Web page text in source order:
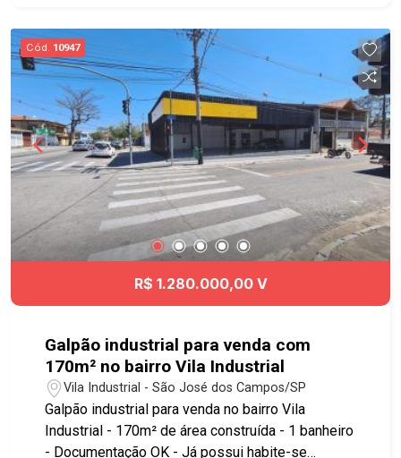
Cód. 10947
R$ 1.280.000,00 V
Galpão industrial para venda com
170m² no bairro Vila Industrial
Vila Industrial - São José dos Campos/SP
Galpão industrial para venda no bairro Vila
Industrial - 170m² de área construída - 1 banheiro
- Documentação OK - Já possui habite-se